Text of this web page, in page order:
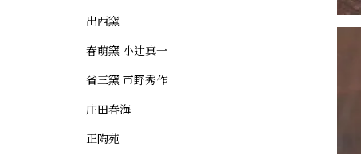
出西窯
春萌窯 小辻真一
省三窯 市野秀作
庄田春海
正陶苑